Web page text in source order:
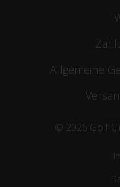
Allgemeine
© 2026 Golf-